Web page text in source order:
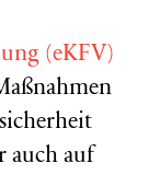
(eKFV)
auch auf